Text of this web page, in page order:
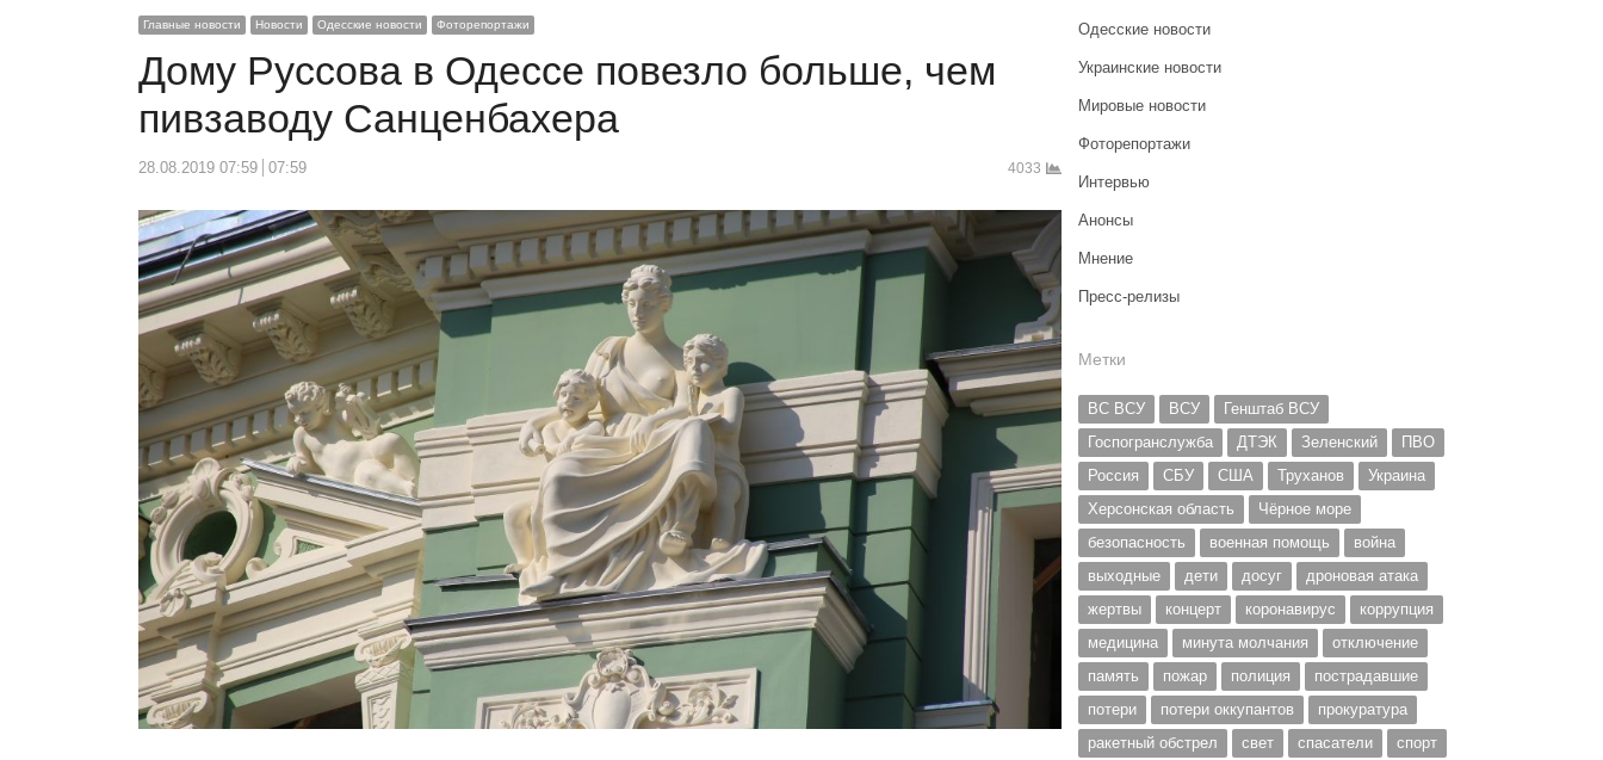
Главные новости Новости Одесские новости Фоторепортажи
Дому Руссова в Одессе повезло больше, чем
пивзаводу Санценбахера
28.08.2019 07:59 07:59 4033
Одесские новости
Украинские новости
Мировые новости
Фоторепортажи
Интервью
Анонсы
Мнение
Пресс-релизы
Метки
ВС ВСУ ВСУ
Генштаб ВСУ
Госпогранслужба
ДТЭК Зеленский
ПВО
Россия
СБУ США Труханов
Украина
Херсонская область
Чёрное море
безопасность
военная помощь
война
выходные
дети досуг
дроновая атака
жертвы
концерт коронавирус
коррупция
медицина
минута молчания
отключение
память
пожар полиция
пострадавшие
потери
потери оккупантов
прокуратура
ракетный обстрел
свет спасатели
спорт